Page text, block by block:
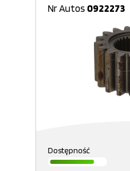
Nr Autos 0922273
Dostępność